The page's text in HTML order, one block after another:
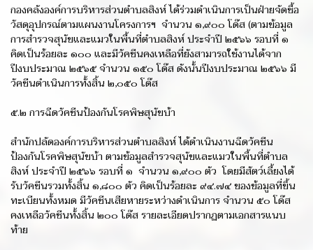
กองคลังองค์การบริหารส่วนตำบลสิงห์ ได้ร่วมดำเนินการเป็นฝ่ายจัดซื้อ
วัสดุอุปกรณ์ตามแผนงานโครงการฯ จำนวน ๑,๙๐๐ โด๊ส (ตามข้อมูล
การสำรวจสุนัขและแมวในพื้นที่ตำบลสิงห์ ประจำปี ๒๕๖๖ รอบที่ ๑
คิดเป็นร้อยละ ๑๐๐ และมีวัคซีนคงเหลือที่ยังสามารถใช้งานได้จาก
ปีงบประมาณ ๒๕๖๕ จำนวน ๑๕๐ โด๊ส ดังนั้นปีงบประมาณ ๒๕๖๖ มี
วัคซีนดำเนินการทั้งสิ้น ๒,๐๕๐ โด๊ส
๕.๒ การฉีดวัคซีนป้องกันโรคพิษสุนัขบ้า
สำนักปลัดองค์การบริหารส่วนตำบลสิงห์ ได้ดำเนินงานฉีดวัคซีน
ป้องกันโรคพิษสุนัขบ้า ตามข้อมูลสำรวจสุนัขและแมวในพื้นที่ตำบล
สิงห์ ประจำปี ๒๕๖๖ รอบที่ ๑ จำนวน ๑,๙๐๐ ตัว โดยมีสัตว์เลี้ยงได้
รับวัคซีนรวมทั้งสิ้น ๑,๘๐๐ ตัว คิดเป็นร้อยละ ๙๔.๗๔ ของข้อมูลที่ขึ้น
ทะเบียนทั้งหมด มีวัคซีนเสียหายระหว่างดำเนินการ จำนวน ๕๐ โด๊ส
คงเหลือวัคซีนทั้งสิ้น ๒๐๐ โด๊ส รายละเอียดปรากฏตามเอกสารแนบ
ท้าย